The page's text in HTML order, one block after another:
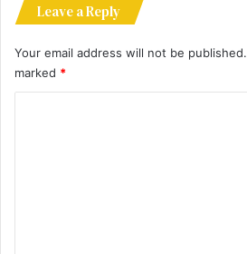
Leave a Reply
Your email address will not be published.
marked *